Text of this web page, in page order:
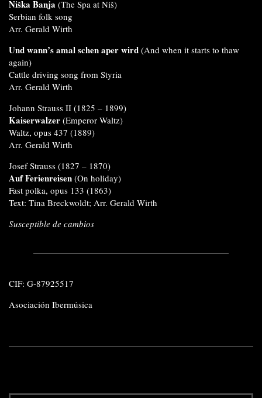
Niška Banja (The Spa at Niš)
Serbian folk song
Arr. Gerald Wirth
Und wann’s amal schen aper wird (And when it starts to thaw
again)
Cattle driving song from Styria
Arr. Gerald Wirth
Johann Strauss II (1825 – 1899)
Kaiserwalzer (Emperor Waltz)
Waltz, opus 437 (1889)
Arr. Gerald Wirth
Josef Strauss (1827 – 1870)
Auf Ferienreisen (On holiday)
Fast polka, opus 133 (1863)
Text: Tina Breckwoldt; Arr. Gerald Wirth
Susceptible de cambios
CIF: G-87925517
Asociación Ibermúsica